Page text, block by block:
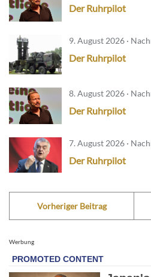
Der Ruhrpilot
9. August 2026 ·
Der Ruhrpilot
8. August 2026 ·
Der Ruhrpilot
7. August 2026 ·
Der Ruhrpilot
Vorheriger Beitrag
Werbung